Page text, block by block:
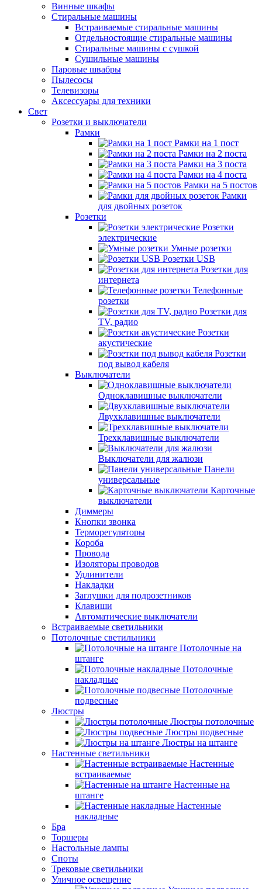
Винные шкафы
Стиральные машины
Встраиваемые стиральные машины
Отдельностоящие стиральные машины
Стиральные машины с сушкой
Сушильные машины
Паровые швабры
Пылесосы
Телевизоры
Аксессуары для техники
Свет
Розетки и выключатели
Рамки
Рамки на 1 пост
Рамки на 2 поста
Рамки на 3 поста
Рамки на 4 поста
Рамки на 5 постов
Рамки
для двойных розеток
Розетки
Розетки
электрические
Умные розетки
Розетки USB
Розетки для
интернета
Телефонные
розетки
Розетки для
TV, радио
Розетки
акустические
Розетки
под вывод кабеля
Выключатели
Одноклавишные выключатели
Двухклавишные выключатели
Трехклавишные выключатели
Выключатели для жалюзи
Панели
универсальные
Карточные
выключатели
Диммеры
Кнопки звонка
Терморегуляторы
Короба
Провода
Изоляторы проводов
Удлинители
Накладки
Заглушки для подрозетников
Клавиши
Автоматические выключатели
Встраиваемые светильники
Потолочные светильники
Потолочные на
штанге
Потолочные
накладные
Потолочные
подвесные
Люстры
Люстры потолочные
Люстры подвесные
Люстры на штанге
Настенные светильники
Настенные
встраиваемые
Настенные на
штанге
Настенные
накладные
Бра
Торшеры
Настольные лампы
Споты
Трековые светильники
Уличное освещение